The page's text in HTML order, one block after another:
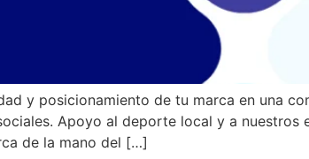
y posicionamiento de tu marca en una
Apoyo al deporte local y a
de la mano del […]